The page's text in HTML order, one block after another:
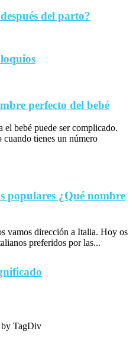
del parto?
perfecto del bebé
el bebé puede ser complicado.
tienes un número
populares ¿Qué nombre
vamos dirección a Italia. Hoy os
preferidos por las...
by TagDiv